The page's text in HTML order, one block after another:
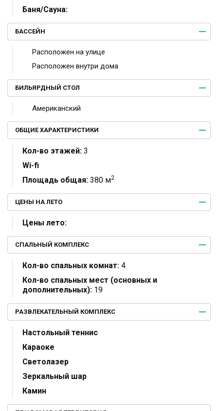
Баня/Сауна:
БАССЕЙН
Расположен на улице
Расположен внутри дома
БИЛЬЯРДНЫЙ СТОЛ
Американский
ОБЩИЕ ХАРАКТЕРИСТИКИ
Кол-во этажей: 3
Wi-fi
Площадь общая: 380 м2
ЦЕНЫ НА ЛЕТО
Цены лето:
СПАЛЬНЫЙ КОМПЛЕКС
Кол-во спальных комнат: 4
Кол-во спальных мест (основных и
дополнительных): 19
РАЗВЛЕКАТЕЛЬНЫЙ КОМПЛЕКС
Настольный теннис
Караоке
Светолазер
Зеркальный шар
Камин